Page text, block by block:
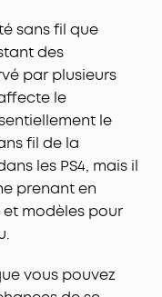
sans fil que
des
par plusieurs
le
le
fil de la
les PS4, mais il
prenant en
modèles pour
vous pouvez